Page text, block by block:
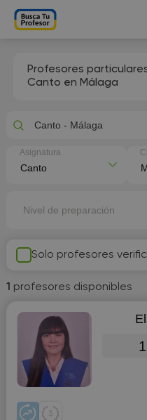
Profesores
Canto en Málaga
Solo profesores
1 profesores disponibles
Canto - Málaga
Asignatura
Nivel de preparación